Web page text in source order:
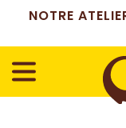
NOTRE